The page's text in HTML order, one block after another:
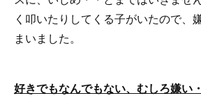
く叩いたりしてくる子がいたので、
まいました。
好きでもなんでもない、むしろ嫌い